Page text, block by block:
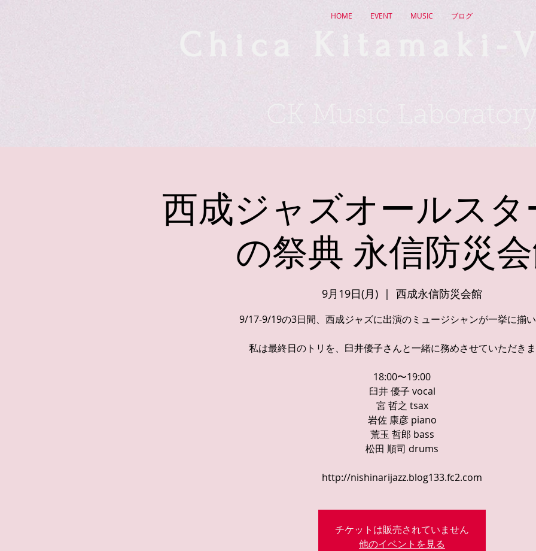
HOME EVENT MUSIC ブログ
Chica Kitamaki-
CK Music Laboratory
西成ジャズオールスタ
の祭典 永信防災
9月19日(月)
  |
西成永信防災会館
9/17-9/19の3日間、西成ジャズに出演のミュージシャンが一挙に揃い
私は最終日のトリを、臼井優子さんと一緒に務めさせていただきま
18:00〜19:00
臼井 優子 vocal
宮 哲之 tsax
岩佐 康彦 piano
荒玉 哲郎 bass
松田 順司 drums
http://nishinarijazz.blog133.fc2.com
チケットは販売されていません
他のイベントを見る